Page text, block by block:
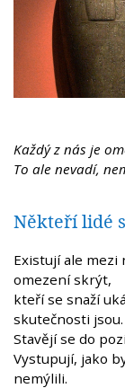
Každý z nás je
To ale nevadí,
Někteří lidé
Existují ale mezi
omezení skrýt,
kteří se snaží
skutečnosti jsou.
Stavějí se do
Vystupují, jako
nemýlili.